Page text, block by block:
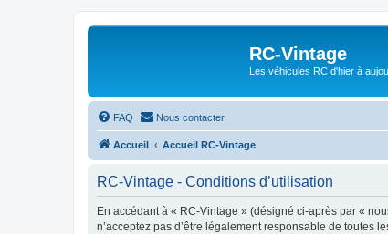
RC-Vintage
Les véhicules RC d'hier à
FAQ Nous contacter
Accueil Accueil RC-Vintage
RC-Vintage - Conditions d’utilisation
En accédant à « RC-Vintage » (désigné ci-après par «
n’acceptez pas d’être légalement responsable de toutes